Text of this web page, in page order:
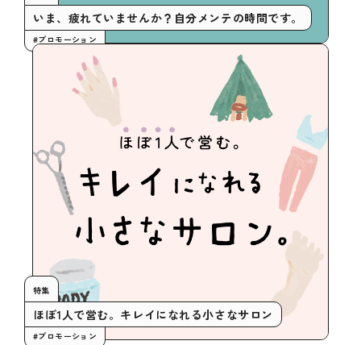
いま、疲れていませんか？自分メンテの時間です。
#プロモーション
特集
ほぼ1人で営む。キレイになれる小さなサロン
#プロモーション